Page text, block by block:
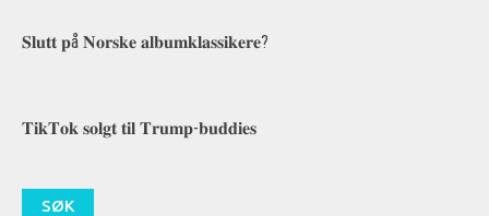
𝐒𝐥𝐮𝐭𝐭 𝐩å 𝐍𝐨𝐫𝐬𝐤𝐞 𝐚𝐥𝐛𝐮𝐦𝐤𝐥𝐚𝐬𝐬𝐢𝐤𝐞𝐫𝐞?
𝐓𝐢𝐤𝐓𝐨𝐤 𝐬𝐨𝐥𝐠𝐭 𝐭𝐢𝐥 𝐓𝐫𝐮𝐦𝐩-𝐛𝐮𝐝𝐝𝐢𝐞𝐬
SØK